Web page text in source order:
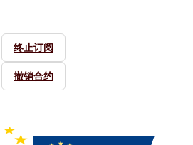
终止订阅
撤销合约